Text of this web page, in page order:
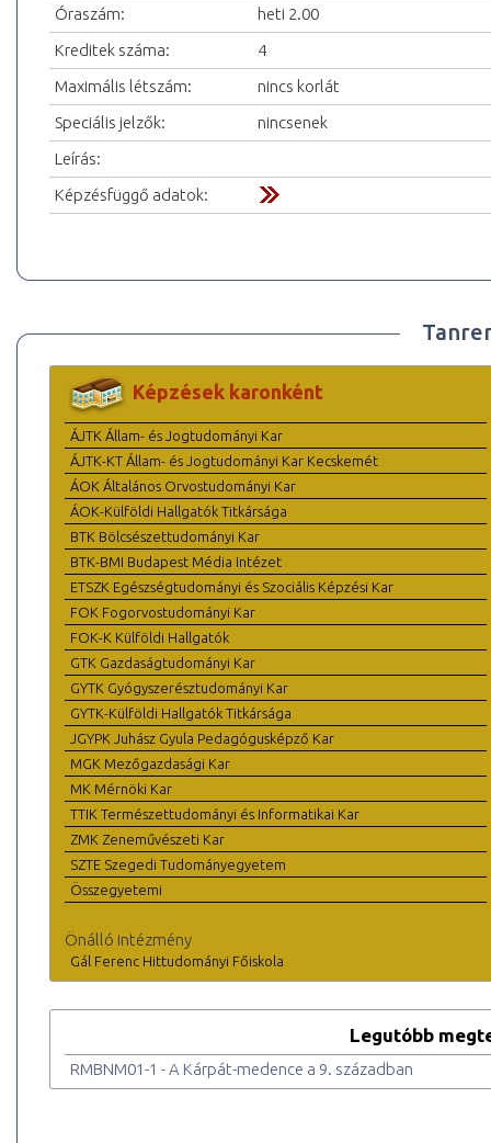
Óraszám:
heti 2.00
Kreditek száma:
4
Maximális létszám:
nincs korlát
Speciális jelzők:
nincsenek
Leírás:
Képzésfüggő adatok:
Képzések karonként
ÁJTK Állam- és Jogtudományi Kar
ÁJTK-KT Állam- és Jogtudományi Kar Kecskemét
ÁOK Általános Orvostudományi Kar
ÁOK-Külföldi Hallgatók Titkársága
BTK Bölcsészettudományi Kar
BTK-BMI Budapest Média Intézet
ETSZK Egészségtudományi és Szociális Képzési Kar
FOK Fogorvostudományi Kar
FOK-K Külföldi Hallgatók
GTK Gazdaságtudományi Kar
GYTK Gyógyszerésztudományi Kar
GYTK-Külföldi Hallgatók Titkársága
JGYPK Juhász Gyula Pedagógusképző Kar
MGK Mezőgazdasági Kar
MK Mérnöki Kar
TTIK Természettudományi és Informatikai Kar
ZMK Zeneművészeti Kar
SZTE Szegedi Tudományegyetem
Összegyetemi
Önálló intézmény
Gál Ferenc Hittudományi Főiskola
Legutóbb
RMBNM01-1 - A Kárpát-medence a 9. században